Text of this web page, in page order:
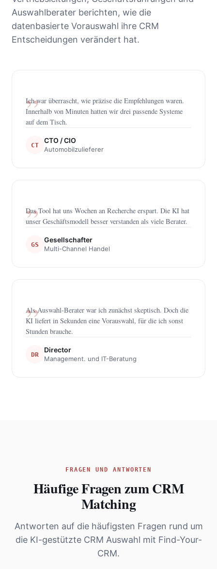
Auswahlberater berichten, wie die
datenbasierte Vorauswahl ihre CRM
Entscheidungen verändert hat.
Ich war überrascht, wie präzise die Empfehlungen waren.
Innerhalb von Minuten hatten wir drei passende Systeme
auf dem Tisch.
CT
CTO / CIO
Automobilzulieferer
Das Tool hat uns Wochen an Recherche erspart. Die KI hat
unser Geschäftsmodell besser verstanden als viele Berater.
GS
Gesellschafter
Multi-Channel Handel
Als Auswahl-Berater war ich zunächst skeptisch. Doch die
KI liefert in Sekunden eine Vorauswahl, für die ich sonst
Stunden brauche.
DR
Director
Management. und IT-Beratung
FRAGEN UND ANTWORTEN
Häufige Fragen zum CRM
Matching
Antworten auf die häufigsten Fragen rund um
die KI-gestützte CRM Auswahl mit Find-Your-
CRM.